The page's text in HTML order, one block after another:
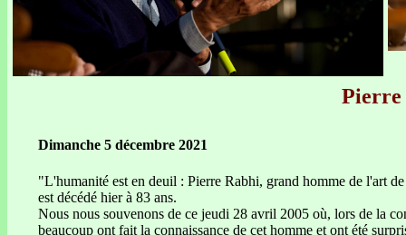
Pierre
Dimanche 5 décembre 2021
"L'humanité est en deuil : Pierre Rabhi, grand homme de l'art de
est décédé hier à 83 ans.
Nous nous souvenons de ce jeudi 28 avril 2005 où, lors de la
beaucoup ont fait la connaissance de cet homme et ont été